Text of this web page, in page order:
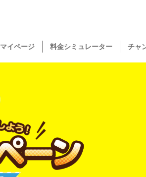
マイページ 料金シミュレーター チャ